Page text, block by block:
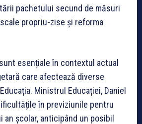
pachetului secund de măsuri
propriu-zise și reforma
esențiale în contextul actual
care afectează diverse
Ministrul Educației, Daniel
în previziunile pentru
an școlar, anticipând un posibil